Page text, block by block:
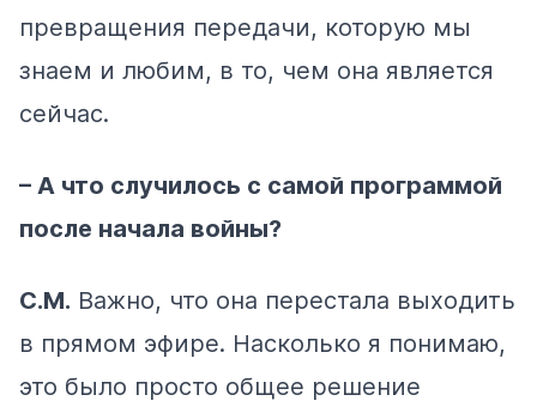
превращения передачи, которую мы
знаем и любим, в то, чем она является
сейчас.
– А что случилось с самой программой
после начала войны?
С.М. Важно, что она перестала выходить
в прямом эфире. Насколько я понимаю,
это было просто общее решение